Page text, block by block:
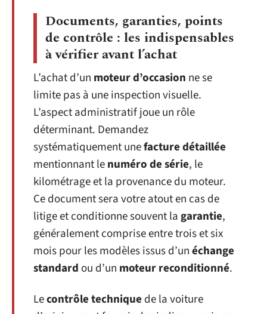
Documents, garanties, points
de contrôle : les indispensables
à vérifier avant l’achat
L’achat d’un moteur d’occasion ne se
limite pas à une inspection visuelle.
L’aspect administratif joue un rôle
déterminant. Demandez
systématiquement unefacture détaillée
mentionnant lenuméro de série, le
kilométrage et la provenance du moteur.
Ce document sera votre atout en cas de
litige et conditionne souvent lagarantie,
généralement comprise entre trois et six
mois pour les modèles issus d’unéchange
standard ou d’un moteur reconditionné.
Lecontrôle technique de la voiture